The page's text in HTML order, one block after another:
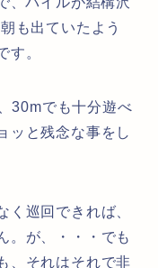
も出ていたよう
す。
30mでも十分遊べ
ッと残念な事をし
く巡回できれば、
。が、・・・でも
、それはそれで非